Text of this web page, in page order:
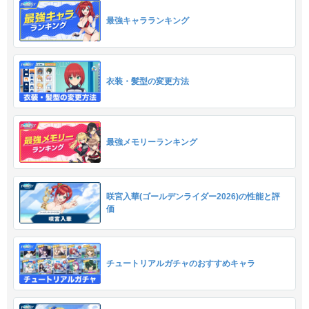
最強キャラランキング
衣装・髪型の変更方法
最強メモリーランキング
咲宮入華(ゴールデンライダー2026)の性能と評
価
チュートリアルガチャのおすすめキャラ